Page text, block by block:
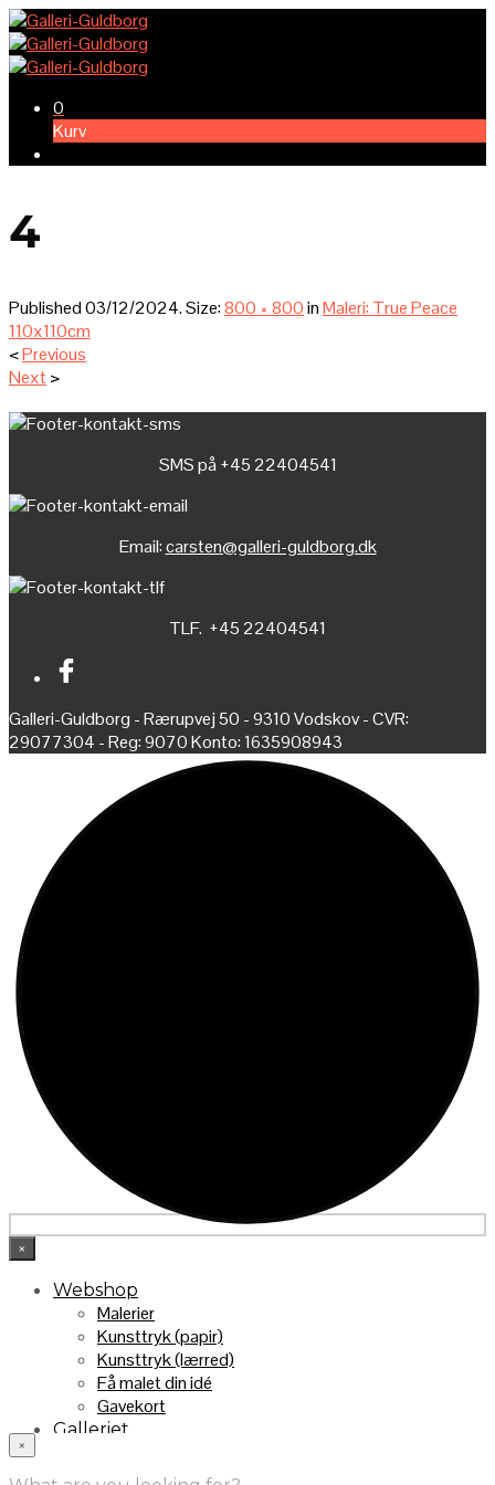
0
Kurv
4
Published03/12/2024. Size:800 × 800inMaleri: True Peace
110x110cm
<Previous
Next>
SMS på +45 22404541
Email:carsten@galleri-guldborg.dk
TLF. +45 22404541
Galleri-Guldborg - Rærupvej 50 - 9310 Vodskov - CVR:
29077304 - Reg: 9070 Konto: 1635908943
×
Webshop
Malerier
Kunsttryk (papir)
Kunsttryk (lærred)
Få malet din idé
Gavekort
Galleriet
Handelsebetingelser
×